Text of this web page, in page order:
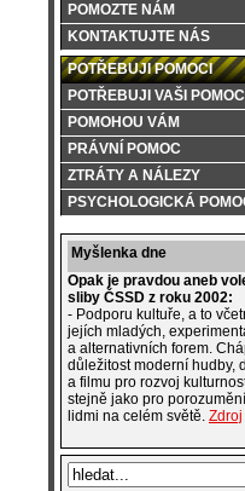
POMOZTE NÁM
KONTAKTUJTE NÁS
POTŘEBUJI POMOCI
POTŘEBUJI VAŠI POMOC
POMOHOU VÁM
PRÁVNÍ POMOC
ZTRÁTY A NÁLEZY
PSYCHOLOGICKÁ
Myšlenka dne
Opak je pravdou aneb
sliby ČSSD z roku 2002:
- Podporu kultuře, a to
jejích mladých,
a alternativních forem.
důležitost moderní hudby,
a filmu pro rozvoj
stejně jako pro
lidmi na celém světě. Zdroj